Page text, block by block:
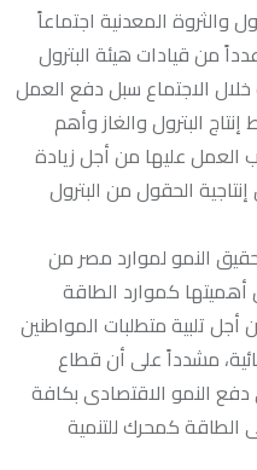
والثروة المعدنية اجتماعاً
من قيادات هيئة البترول
خلال الاجتماع سبل دفع العمل
البترول والغاز وأهم
العمل عليها من أجل زيادة
الحقول من البترول
النمو لموارد مصر من
كموارد الطاقة
تلبية متطلبات المواطنين
مشدداً على أن قطاع
دفع النمو الاقتصادى بكافة
الطاقة كمحرك للتنمية